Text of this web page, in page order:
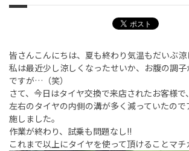
皆さんこんにちは、夏も終わり気温もだいぶ涼
私は最近少し涼しくなったせいか、お腹の調
ですが…（笑）
さて、今日はタイヤ交換で来店されたお客様で、
左右のタイヤの内側の溝が多く減っていたの
施しました。
作業が終わり、試乗も問題なし!!
これまで以上にタイヤを使って頂けることマチ